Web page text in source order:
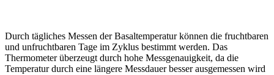
Durch tägliches Messen der Basaltemperatur können die fruchtbaren
und unfruchtbaren Tage im Zyklus bestimmt werden. Das
Thermometer überzeugt durch hohe Messgenauigkeit, da die
Temperatur durch eine längere Messdauer besser ausgemessen wird